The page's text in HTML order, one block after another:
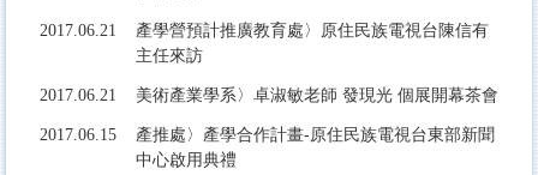
2017.06.21
產學營預計推廣教育處〉原住民族電視台陳信有
主任來訪
2017.06.21 美術產業學系〉卓淑敏老師 發現光 個展開幕茶會
2017.06.15
產推處〉產學合作計畫-原住民族電視台東部新聞
中心啟用典禮